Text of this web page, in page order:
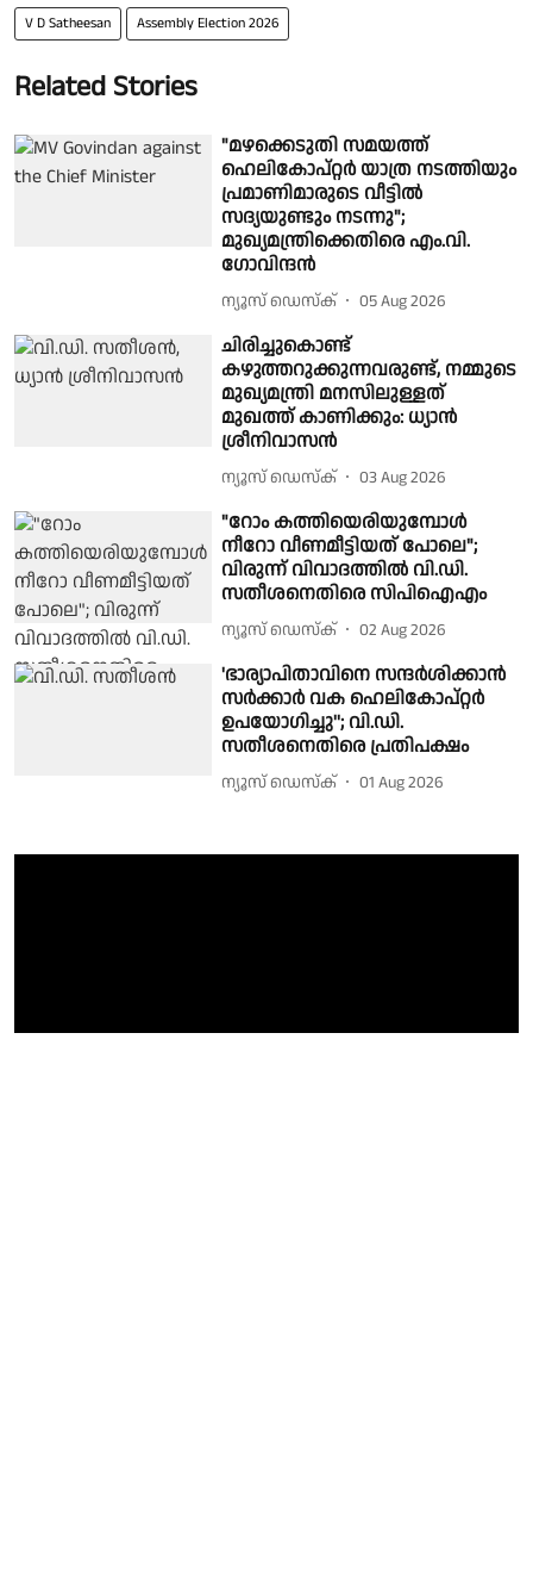
V D Satheesan Assembly Election 2026
Related Stories
"മഴക്കെടുതി സമയത്ത്
ഹെലികോപ്റ്റർ യാത്ര നടത്തിയും
പ്രമാണിമാരുടെ വീട്ടിൽ
സദ്യയുണ്ടും നടന്നു";
മുഖ്യമന്ത്രിക്കെതിരെ എം.വി.
ഗോവിന്ദൻ
ന്യൂസ് ഡെസ്ക് 05 Aug 2026
ചിരിച്ചുകൊണ്ട്
കഴുത്തറുക്കുന്നവരുണ്ട്, നമ്മുടെ
മുഖ്യമന്ത്രി മനസിലുള്ളത്
മുഖത്ത് കാണിക്കും: ധ്യാൻ
ശ്രീനിവാസൻ
ന്യൂസ് ഡെസ്ക് 03 Aug 2026
"റോം കത്തിയെരിയുമ്പോൾ
നീറോ വീണമീട്ടിയത് പോലെ";
വിരുന്ന് വിവാദത്തിൽ വി.ഡി.
സതീശനെതിരെ സിപിഐഎം
ന്യൂസ് ഡെസ്ക് 02 Aug 2026
'ഭാര്യാപിതാവിനെ സന്ദർശിക്കാൻ
സർക്കാർ വക ഹെലികോപ്റ്റർ
ഉപയോഗിച്ചു''; വി.ഡി.
സതീശനെതിരെ പ്രതിപക്ഷം
ന്യൂസ് ഡെസ്ക് 01 Aug 2026